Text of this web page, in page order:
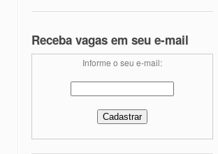
Receba vagas em seu e-mail
Informe o seu e-mail: